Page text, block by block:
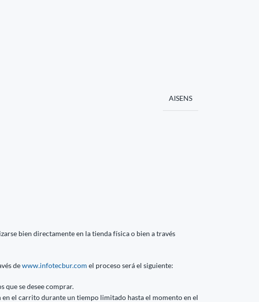
AISENS
bien directamente en la tienda física o bien a través
dewww.infotecbur.com el proceso será el siguiente:
que se desee comprar.
en el carrito durante un tiempo limitado hasta el momento en el